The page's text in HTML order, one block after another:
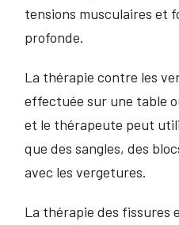
tensions musculaires et
profonde.
La thérapie contre les
effectuée sur une table
et le thérapeute peut
que des sangles, des
avec les vergetures.
La thérapie des fissures